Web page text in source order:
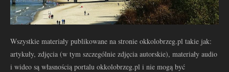
Wszystkie materiały publikowane na stronie okkolobrzeg.pl takie jak:
artykuły, zdjęcia (w tym szczególnie zdjęcia autorskie), materiały audio
i wideo są własnością portalu okkolobrzeg.pl i nie mogą być